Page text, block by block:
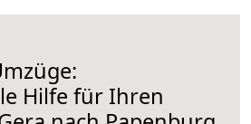
Hilfe für Ihren